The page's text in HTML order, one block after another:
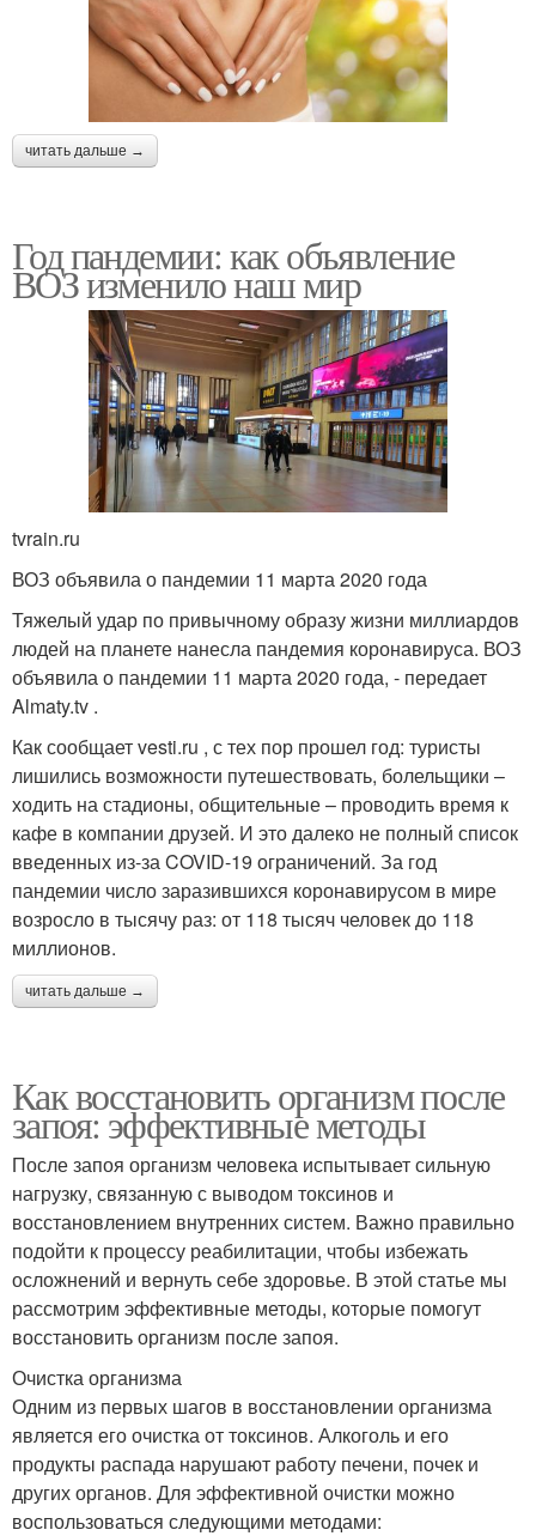
читать дальше →
Год пандемии: как объявление
ВОЗ изменило наш мир
tvrain.ru
ВОЗ объявила о пандемии 11 марта 2020 года
Тяжелый удар по привычному образу жизни миллиардов
людей на планете нанесла пандемия коронавируса. ВОЗ
объявила о пандемии 11 марта 2020 года, - передает
Almaty.tv .
Как сообщает vesti.ru , с тех пор прошел год: туристы
лишились возможности путешествовать, болельщики –
ходить на стадионы, общительные – проводить время к
кафе в компании друзей. И это далеко не полный список
введенных из-за COVID-19 ограничений. За год
пандемии число заразившихся коронавирусом в мире
возросло в тысячу раз: от 118 тысяч человек до 118
миллионов.
читать дальше →
Как восстановить организм после
запоя: эффективные методы
После запоя организм человека испытывает сильную
нагрузку, связанную с выводом токсинов и
восстановлением внутренних систем. Важно правильно
подойти к процессу реабилитации, чтобы избежать
осложнений и вернуть себе здоровье. В этой статье мы
рассмотрим эффективные методы, которые помогут
восстановить организм после запоя.
Очистка организма
Одним из первых шагов в восстановлении организма
является его очистка от токсинов. Алкоголь и его
продукты распада нарушают работу печени, почек и
других органов. Для эффективной очистки можно
воспользоваться следующими методами: